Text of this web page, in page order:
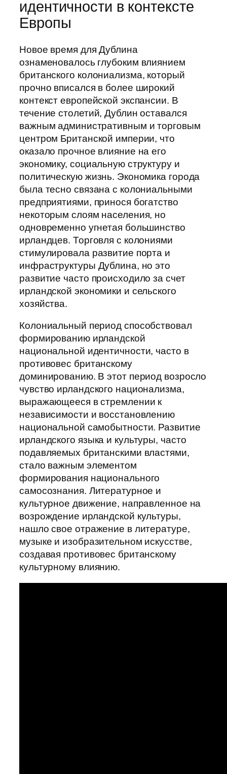
идентичности в контексте
Европы
Новое время для Дублина
ознаменовалось глубоким влиянием
британского колониализма, который
прочно вписался в более широкий
контекст европейской экспансии. В
течение столетий, Дублин оставался
важным административным и торговым
центром Британской империи, что
оказало прочное влияние на его
экономику, социальную структуру и
политическую жизнь. Экономика города
была тесно связана с колониальными
предприятиями, принося богатство
некоторым слоям населения, но
одновременно угнетая большинство
ирландцев. Торговля с колониями
стимулировала развитие порта и
инфраструктуры Дублина, но это
развитие часто происходило за счет
ирландской экономики и сельского
хозяйства.
Колониальный период способствовал
формированию ирландской
национальной идентичности, часто в
противовес британскому
доминированию. В этот период возросло
чувство ирландского национализма,
выражающееся в стремлении к
независимости и восстановлению
национальной самобытности. Развитие
ирландского языка и культуры, часто
подавляемых британскими властями,
стало важным элементом
формирования национального
самосознания. Литературное и
культурное движение, направленное на
возрождение ирландской культуры,
нашло свое отражение в литературе,
музыке и изобразительном искусстве,
создавая противовес британскому
культурному влиянию.